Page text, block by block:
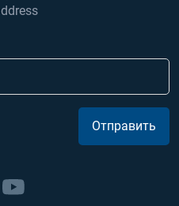
Отправить